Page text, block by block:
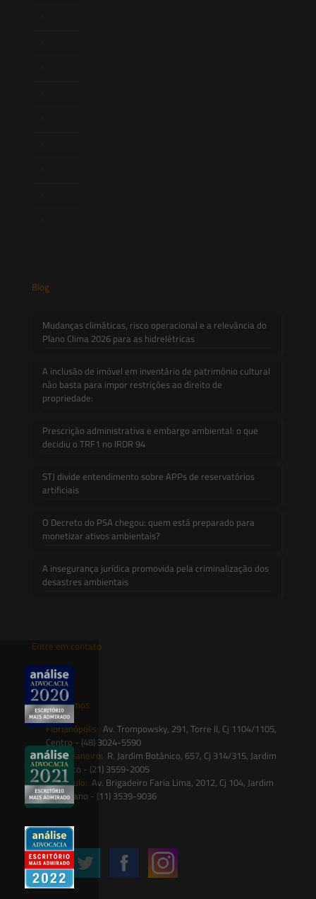
Blog
Mudanças climáticas, risco operacional e a relevância do
Plano Clima 2026 para as hidrelétricas
A inclusão de imóvel em inventário de patrimônio cultural
não basta para impor restrições ao direito de
propriedade:
Prescrição administrativa e embargo ambiental: o que
decidiu o TRF1 no IRDR 94
STJ divide entendimento sobre APPs de reservatórios
artificiais
O Decreto do PSA chegou: quem está preparado para
monetizar ativos ambientais?
A insegurança jurídica promovida pela criminalização dos
desastres ambientais
Entre em contato
contato@saesadvogados.com.br
Onde estamos
Florianópolis: Av. Trompowsky, 291, Torre II, Cj 1104/1105,
Centro - (48) 3024-5590
Rio de Janeiro: R. Jardim Botânico, 657, Cj 314/315, Jardim
Botânico - (21) 3559-2005
São Paulo: Av. Brigadeiro Faria Lima, 2012, Cj 104, Jardim
Paulistano - (11) 3539-9036
Siga-nos